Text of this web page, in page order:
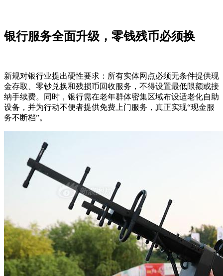
银行服务全面升级，零钱残币必须换
新规对银行业提出硬性要求：所有实体网点必须无条件提供现
金存取、零钞兑换和残损币回收服务，不得设置最低限额或接
纳手续费。同时，银行需在老年群体密集区域布设适老化自助
设备，并为行动不便者提供免费上门服务，真正实现“现金服
务不断档”。